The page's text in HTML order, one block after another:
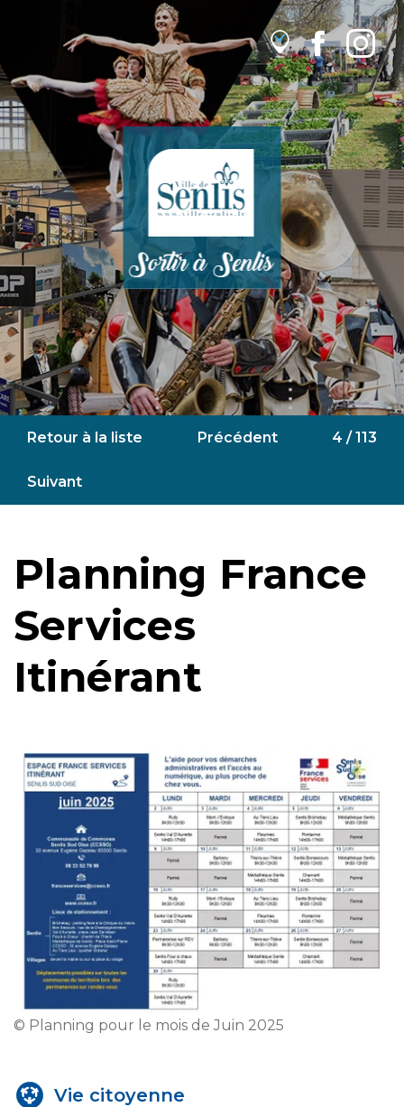
Retour à la liste Précédent 4 / 113
Suivant
Planning France
Services
Itinérant
© Planning pour le mois de Juin 2025
Vie citoyenne